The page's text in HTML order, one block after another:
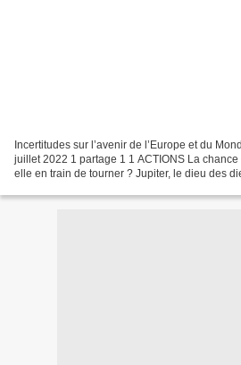
Incertitudes sur l’avenir de l’Europe et du
juillet 2022 1 partage 1 1 ACTIONS La
elle en train de tourner ? Jupiter, le dieu des